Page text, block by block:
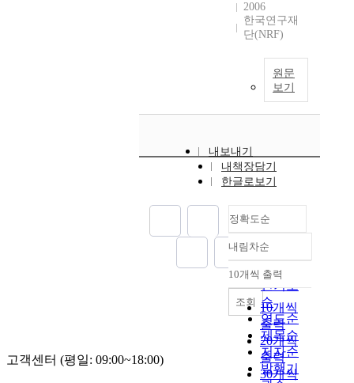
2006
한국연구재
단(NRF)
원문
보기
내보내기
내책장담기
한글로보기
정확도순
정확도
순
인기도
순
연도순
제목순
저자순
발행기
내림차순
내림차순
10개씩 출력
10개씩
출력
20개씩
출력
30개씩
조회
고객센터 (평일: 09:00~18:00)